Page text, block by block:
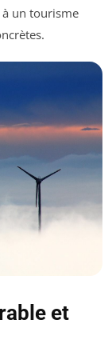
un tourisme
et